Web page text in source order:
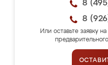
8
8
Или оставьте заявку